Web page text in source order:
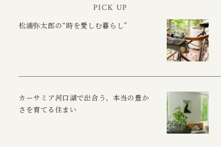
PICK UP
松浦弥太郎の“時を愛しむ暮らし”
カーサミア河口湖で出合う、本当の豊か
さを育てる住まい